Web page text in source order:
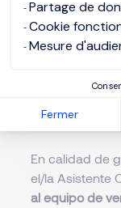
Partage de
Cookie
Mesure
Fermer
También
un buen nivel
puesto suele
con el/la
En calidad de
el/la Asistente
al equipo de